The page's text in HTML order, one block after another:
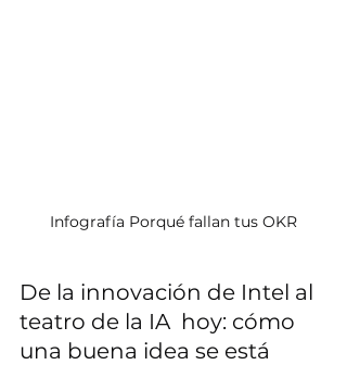
Infografía Porqué fallan tus OKR
De la innovación de Intel al
teatro de la IA  hoy: cómo
una buena idea se está